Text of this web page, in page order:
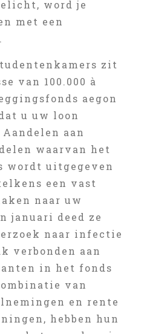
word je
met een
zit
van 100.000 à
aegon
u uw loon
aan
waarvan het
wordt uitgegeven
een vast
naar uw
januari deed ze
naar infectie
verbonden aan
in het fonds
van
en rente
hebben hun